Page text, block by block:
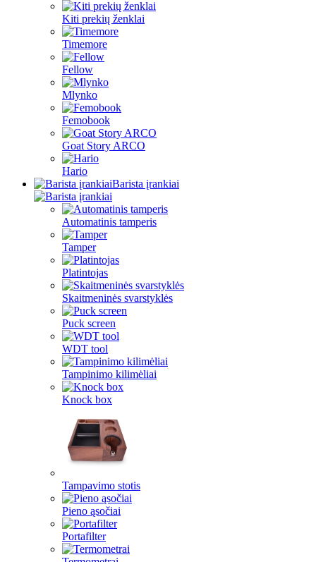
Kiti prekių ženklai
Timemore
Fellow
Mlynko
Femobook
Goat Story ARCO
Hario
Barista įrankiai
Automatinis tamperis
Tamper
Platintojas
Skaitmeninės svarstyklės
Puck screen
WDT tool
Tampinimo kilimėliai
Knock box
Tampavimo stotis
Pieno ąsočiai
Portafilter